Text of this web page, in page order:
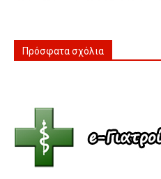
Πρόσφατα σχόλια